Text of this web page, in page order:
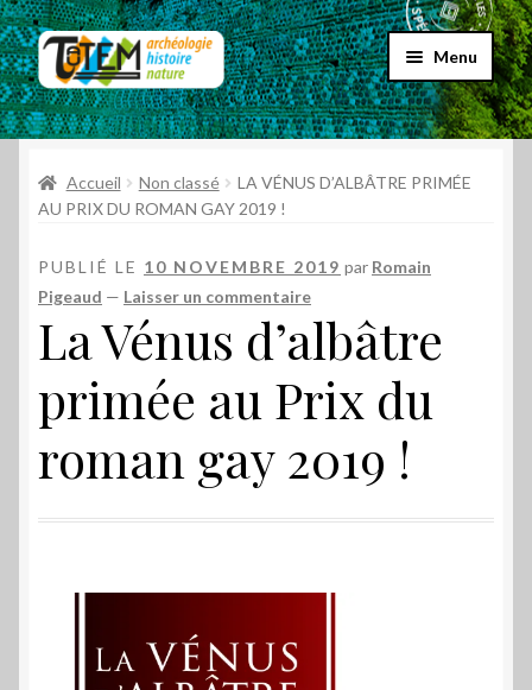
Aller
à
la
navigation
Aller
au
contenu
Menu
Accueil
Choix par genre
Ouvrir
Promos
Accueil Non classé
LA VÉNUS D’ALBÂTRE PRIMÉE
AU PRIX DU ROMAN GAY 2019 !
PUBLIÉ LE 10 NOVEMBRE 2019 par Romain
Pigeaud — Laisser un commentaire
La Vénus d’albâtre
primée au Prix du
roman gay 2019 !